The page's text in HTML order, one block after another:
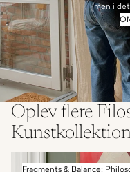
men i
Oplev flere
Fragments & Balance:
Fragments & Balance: